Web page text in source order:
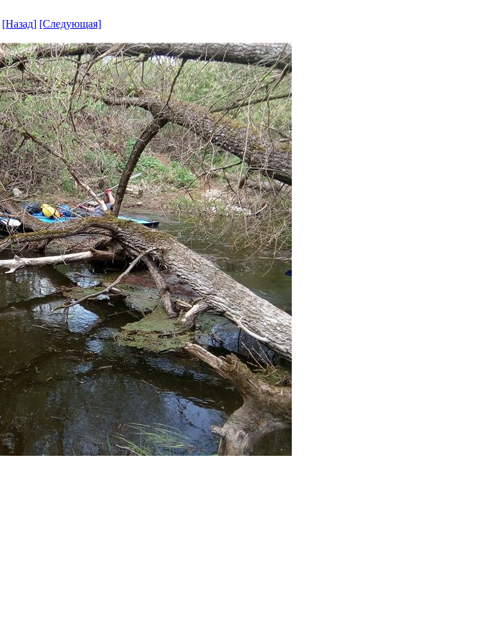
[Назад] [Следующая]